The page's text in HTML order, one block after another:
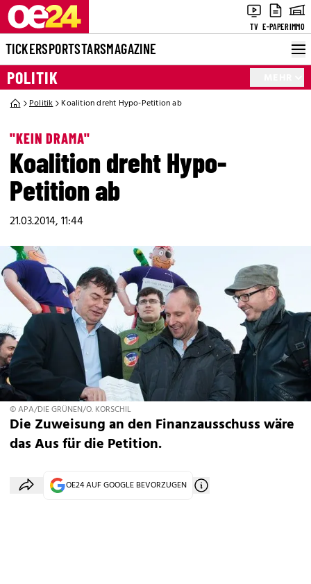
TV E-PAPERIMMO
TICKERSPORTSTARSMAGAZINE
POLITIK
Politik Koalition dreht Hypo-Petition ab
"KEIN DRAMA"
Koalition dreht Hypo-
Petition ab
21.03.2014, 11:44
© APA/DIE GRÜNEN/O. KORSCHIL
Die Zuweisung an den Finanzausschuss wäre
das Aus für die Petition.
OE24 AUF GOOGLE BEVORZUGEN